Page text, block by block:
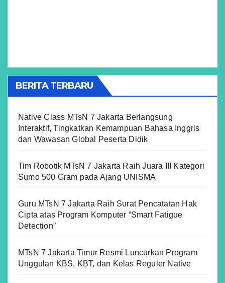
BERITA TERBARU
Native Class MTsN 7 Jakarta Berlangsung
Interaktif, Tingkatkan Kemampuan Bahasa Inggris
dan Wawasan Global Peserta Didik
Tim Robotik MTsN 7 Jakarta Raih Juara III Kategori
Sumo 500 Gram pada Ajang UNISMA
Guru MTsN 7 Jakarta Raih Surat Pencatatan Hak
Cipta atas Program Komputer “Smart Fatigue
Detection”
MTsN 7 Jakarta Timur Resmi Luncurkan Program
Unggulan KBS, KBT, dan Kelas Reguler Native